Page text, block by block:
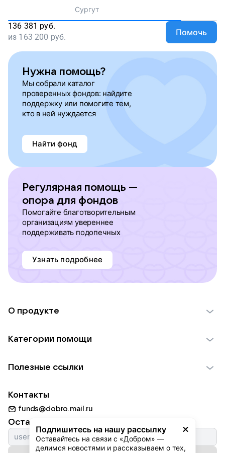
Сургут
136 381 руб.
из 163 200 руб. Помочь
Нужна помощь?
Мы собрали каталог
проверенных фондов: найдите
поддержку или помогите тем,
кто в ней нуждается
Найти фонд
Регулярная помощь —
опора для фондов
Помогайте благотворительным
организациям увереннее
поддерживать подопечных
Узнать подробнее
Подпишитесь на нашу рассылку
Оставайтесь на связи с «Добром» —
делимся новостями и рассказываем о тех,
О продукте
Использование материалов
Для НКО
Партнерам
Категории помощи
Пожилым
Животным
Природе
Культуре
Полезные ссылки
Добрый день
Истории
Контакты
funds@dobro.mail.ru
Оставайтесь с нами